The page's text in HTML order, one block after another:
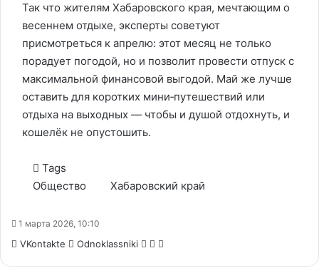
Так что жителям Хабаровского края, мечтающим о
весеннем отдыхе, эксперты советуют
присмотреться к апрелю: этот месяц не только
порадует погодой, но и позволит провести отпуск с
максимальной финансовой выгодой. Май же лучше
оставить для коротких мини‑путешествий или
отдыха на выходных — чтобы и душой отдохнуть, и
кошелёк не опустошить.
Tags
Общество
Хабаровский край
1 марта 2026, 10:10
VKontakte Odnoklassniki WhatsApp
Telegram